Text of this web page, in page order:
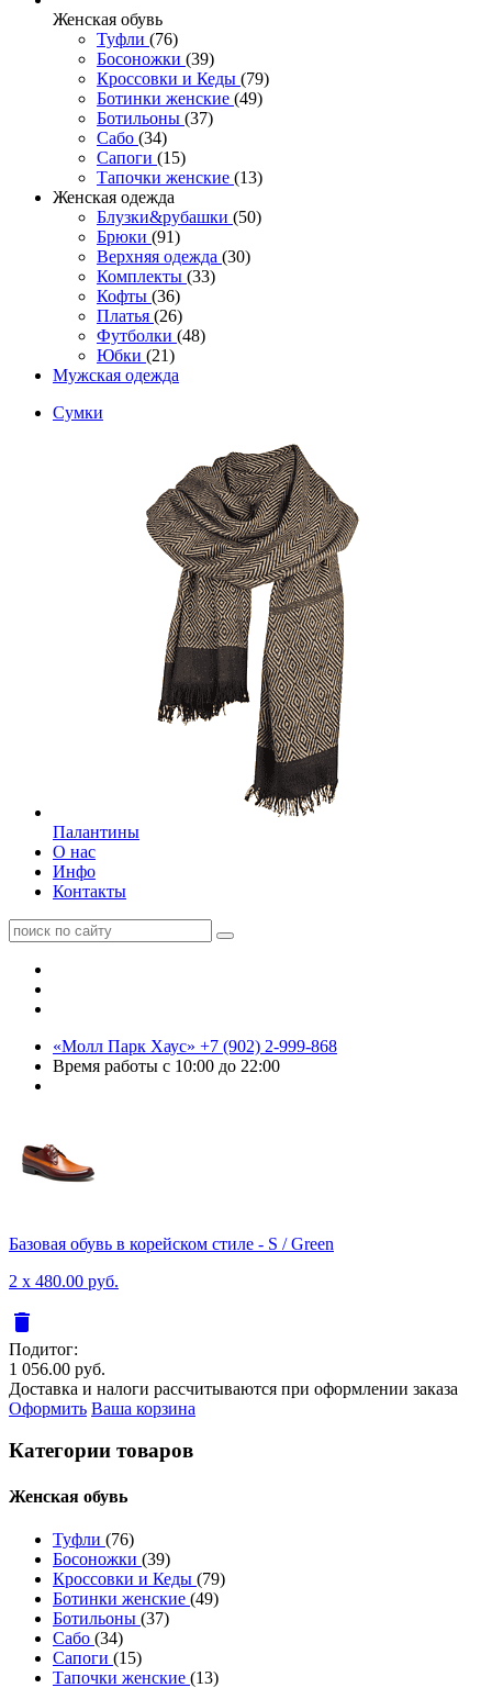
Женcкая обувь
Туфли (76)
Босоножки (39)
Кроссовки и Кеды (79)
Ботинки женские (49)
Ботильоны (37)
Сабо (34)
Сапоги (15)
Тапочки женские (13)
Женская одежда
Блузки&рубашки (50)
Брюки (91)
Верхняя одежда (30)
Комплекты (33)
Кофты (36)
Платья (26)
Футболки (48)
Юбки (21)
Мужская одежда
Сумки
Палантины
О нас
Инфо
Контакты
«Молл Парк Хаус» +7 (902) 2-999-868
Время работы с 10:00 до 22:00
Базовая обувь в корейском стиле - S / Green
2 x 480.00 руб.
delete
Подитог:
1 056.00 руб.
Доставка и налоги рассчитываются при оформлении заказа
Оформить Ваша корзина
Категории товаров
Женcкая обувь
Туфли (76)
Босоножки (39)
Кроссовки и Кеды (79)
Ботинки женские (49)
Ботильоны (37)
Сабо (34)
Сапоги (15)
Тапочки женские (13)